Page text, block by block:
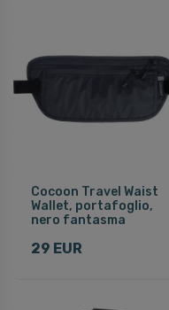
Cocoon Travel Waist
Wallet, portafoglio,
nero fantasma
29 EUR